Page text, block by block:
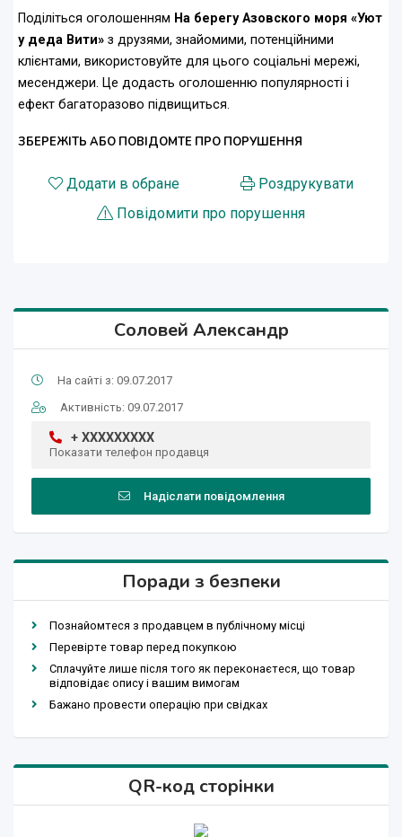
Поділіться оголошенням На берегу Азовского моря «Уют
у деда Вити» з друзями, знайомими, потенційними
клієнтами, використовуйте для цього соціальні мережі,
месенджери. Це додасть оголошенню популярності і
ефект багаторазово підвищиться.
ЗБЕРЕЖІТЬ АБО ПОВІДОМТЕ ПРО ПОРУШЕННЯ
Додати в обране
Роздрукувати
Повідомити про порушення
Соловей Александр
На сайті з: 09.07.2017
Активність: 09.07.2017
+ XXXXXXXXX
Показати телефон продавця
Надіслати повідомлення
Поради з безпеки
Познайомтеся з продавцем в публічному місці
Перевірте товар перед покупкою
Сплачуйте лише після того як переконаєтеся, що товар
відповідає опису і вашим вимогам
Бажано провести операцію при свідках
QR-код сторінки